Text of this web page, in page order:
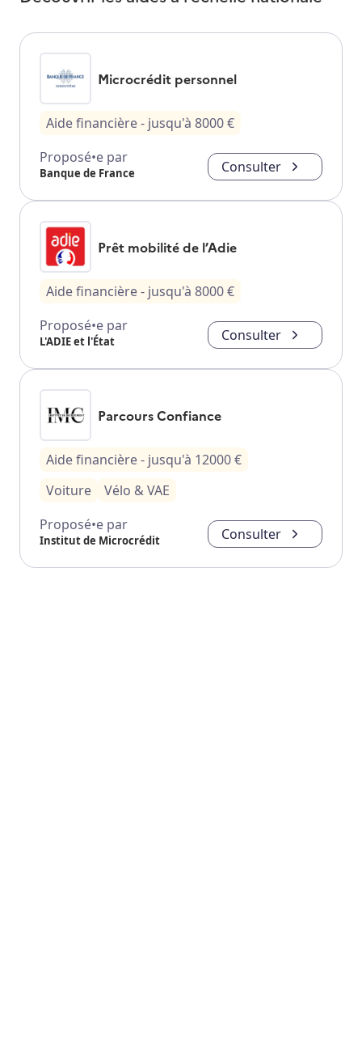
Microcrédit personnel
Aide financière- jusqu'à 8000€
Proposé•e par
Banque de France Consulter
Prêt mobilité de l’Adie
Aide financière- jusqu'à 8000€
Proposé•e par
L'ADIE et l'État Consulter
Parcours Confiance
Aide financière- jusqu'à 12000€
Voiture
Vélo & VAE
Proposé•e par
Institut de Microcrédit Consulter